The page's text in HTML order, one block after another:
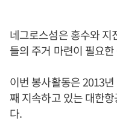
네그로스섬은 홍수와 지
들의 주거 마련이 필요
이번 봉사활동은 2013
째 지속하고 있는 대한
다.